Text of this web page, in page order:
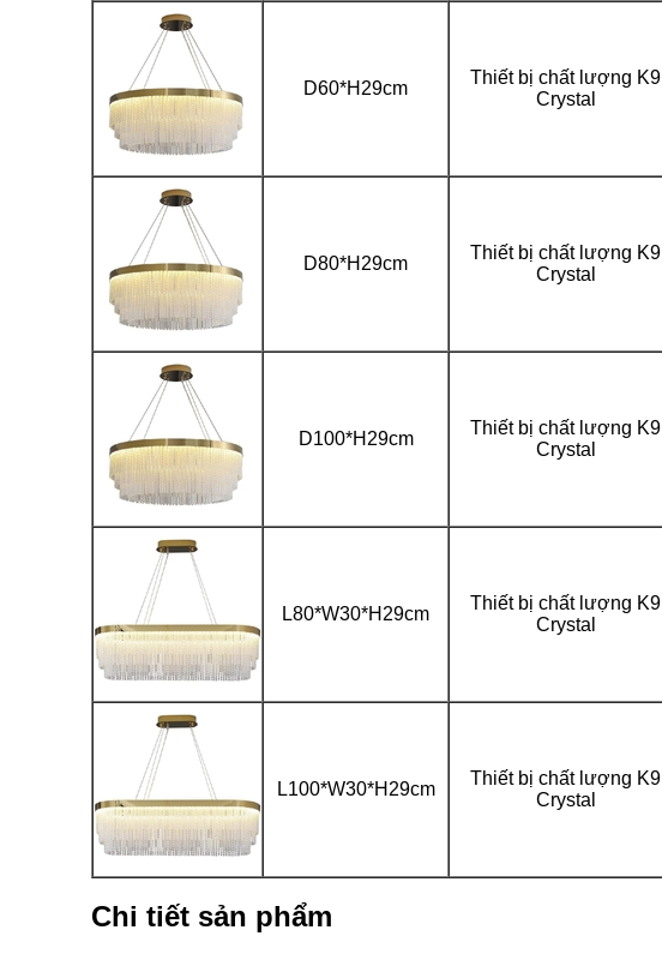
D60*H29cm
Thiết bị chất lượng K9
Crystal
D80*H29cm
Thiết bị chất lượng K9
Crystal
D100*H29cm
Thiết bị chất lượng K9
Crystal
L80*W30*H29cm
Thiết bị chất lượng K9
Crystal
L100*W30*H29cm
Thiết bị chất lượng K9
Crystal
Chi tiết sản phẩm